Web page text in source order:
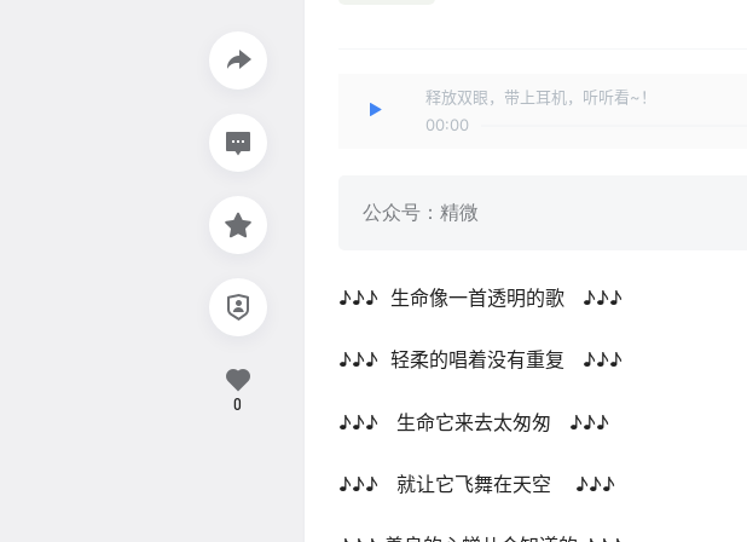
释放双眼，带上耳机，听听看~！
00:00
公众号：精微
♪♪♪ 生命像一首透明的歌 ♪♪♪
♪♪♪ 轻柔的唱着没有重复 ♪♪♪
♪♪♪ 生命它来去太匆匆 ♪♪♪
♪♪♪ 就让它飞舞在天空 ♪♪♪
0